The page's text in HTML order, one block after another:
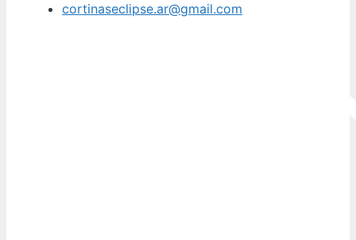
cortinaseclipse.ar@gmail.com